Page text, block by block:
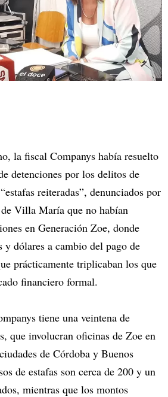
la fiscal Companys había resuelto
detenciones por los delitos de
reiteradas”, denunciados por
Villa María que no habían
en Generación Zoe, donde
y dólares a cambio del pago de
prácticamente triplicaban los que
financiero formal.
tiene una veintena de
que involucran oficinas de Zoe en
de Córdoba y Buenos
de estafas son cerca de 200 y un
mientras que los montos